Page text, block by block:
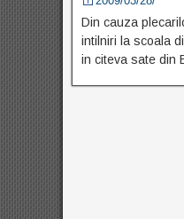
Din cauza
intilniri la scoala
in citeva sate din